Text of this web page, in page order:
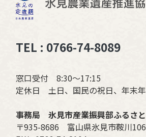
TEL : 0766-74-8089
窓口受付 8:30〜17:15
定休日 土日、国民の祝日、年末年
事務局 氷見市産業振興部ふるさ
〒935-8686 富山県氷見市鞍川